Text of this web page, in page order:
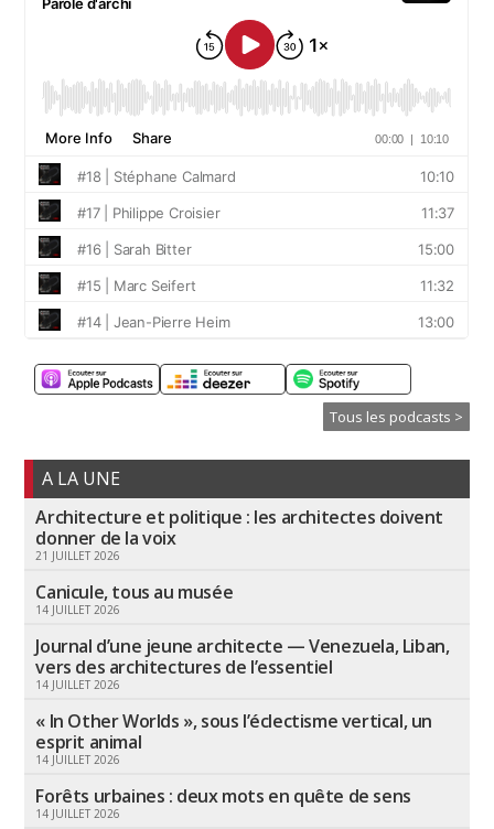
Tous les podcasts >
A LA UNE
Architecture et politique : les architectes doivent
donner de la voix
21 JUILLET 2026
Canicule, tous au musée
14 JUILLET 2026
Journal d’une jeune architecte — Venezuela, Liban,
vers des architectures de l’essentiel
14 JUILLET 2026
« In Other Worlds », sous l’éclectisme vertical, un
esprit animal
14 JUILLET 2026
Forêts urbaines : deux mots en quête de sens
14 JUILLET 2026